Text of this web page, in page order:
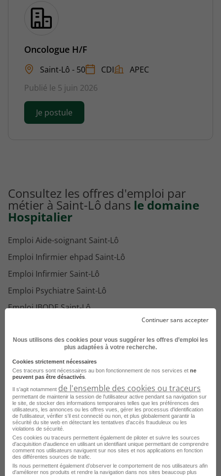
Oncologue H/F
Saint-Lô - 50 CDI
APEC
Publié le 5 juin 2026
Je postule
Consultez les offres d'emploi par
métier à Saint-Lô dans le domaine
Hospitalier
Voir plus
Emploi Aide-soignant Saint-Lô
Emploi Infirmier ehpad Saint-Lô
Emploi Infirmier Saint-Lô
Emploi Psychiatre Saint-Lô
Emploi IBODE Saint-Lô
Emploi Infirmier urgences Saint-Lô
Emploi Gastro entérologue Saint-Lô
Emploi Infirmier psychiatrie Saint-Lô
Emploi Neurologue Saint-Lô
Emploi Infirmier laboratoire Saint-Lô
Emploi Cardiologue Saint-Lô
Consultez les offres d'emploi pour le
métierOncologue dans d'autres
villes
Emploi Oncologue Bastia
Continuer sans accepter
Nous utilisons des cookies pour vous suggérer les offres d’emploi les
plus adaptées à votre recherche.
Cookies strictement nécessaires
Ces traceurs sont nécessaires au bon fonctionnement de nos services et ne
peuvent pas être désactivés
Il s'agit notamment de l'ensemble des cookies ou traceurs
permettant de maintenir la session de l'utilisateur active pendant sa navigation sur
le site, de stocker des informations temporaires telles que les préférences des
utilisateurs, les annonces ou les offres vues, gérer les processus d'identification
de l'utilisateur, vérifier s'il est connecté ou non, et plus globalement garantir la
sécurité du site web en détectant les tentatives d'accès frauduleux ou les
violations de sécurité.
Ces cookies ou traceurs permettent également de piloter et suivre les sources
d'acquisition d'audience en utilisant un identifiant unique permettant de comprendre
comment nos utilisateurs naviguent sur nos sites et nos applications en fonction
des différentes sources de trafic.
Ils nous permettent également d’observer le comportement de nos utilisateurs afin
d'améliorer nos produits et rendre la navigation dans nos sites beaucoup plus